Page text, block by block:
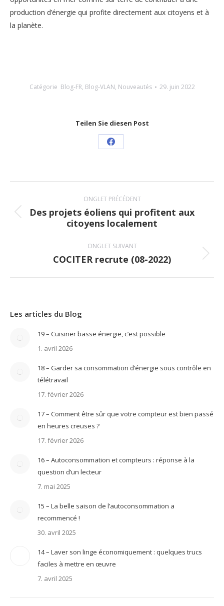
production d’énergie qui profite directement aux citoyens et à
la planète.
Catégorie Blog-FR, Blog-VLAN, Nouveautés 29. juin 2022
Teilen Sie diesen Post
Share
Facebook
de
commentaire
ONGLET PRÉCÉDENT
Onglet
Des projets éoliens qui profitent aux
citoyens localement
ONGLET SUIVANT
Onglet
COCITER recrute (08-2022)
Les articles du Blog
19 – Cuisiner basse énergie, c’est possible
1. avril 2026
18 – Garder sa consommation d’énergie sous contrôle en
télétravail
17. février 2026
17 – Comment être sûr que votre compteur est bien passé
en heures creuses ?
17. février 2026
16 – Autoconsommation et compteurs : réponse à la
question d’un lecteur
7. mai 2025
15 – La belle saison de l’autoconsommation a
recommencé !
30. avril 2025
14 – Laver son linge économiquement : quelques trucs
faciles à mettre en œuvre
7. avril 2025